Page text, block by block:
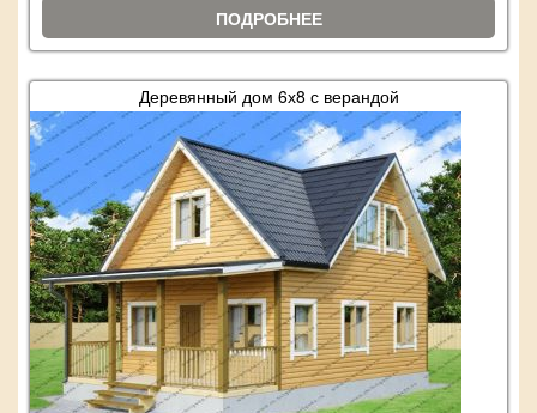
ПОДРОБНЕЕ
Деревянный дом 6х8 с верандой